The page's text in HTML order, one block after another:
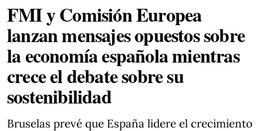
FMI y Comisión Europea
lanzan mensajes opuestos sobre
la economía española mientras
crece el debate sobre su
sostenibilidad
Bruselas prevé que España lidere el crecimiento